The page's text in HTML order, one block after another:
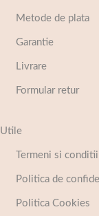
Metode de plata
Garantie
Livrare
Formular retur
Utile
Termeni si conditii
Politica de
Politica Cookies